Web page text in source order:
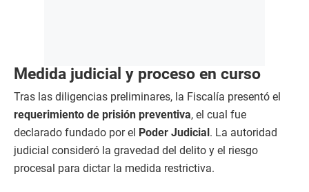
Medida judicial y proceso en curso
Tras las diligencias preliminares, la Fiscalía presentó el
requerimiento de prisión preventiva, el cual fue
declarado fundado por el Poder Judicial. La autoridad
judicial consideró la gravedad del delito y el riesgo
procesal para dictar la medida restrictiva.